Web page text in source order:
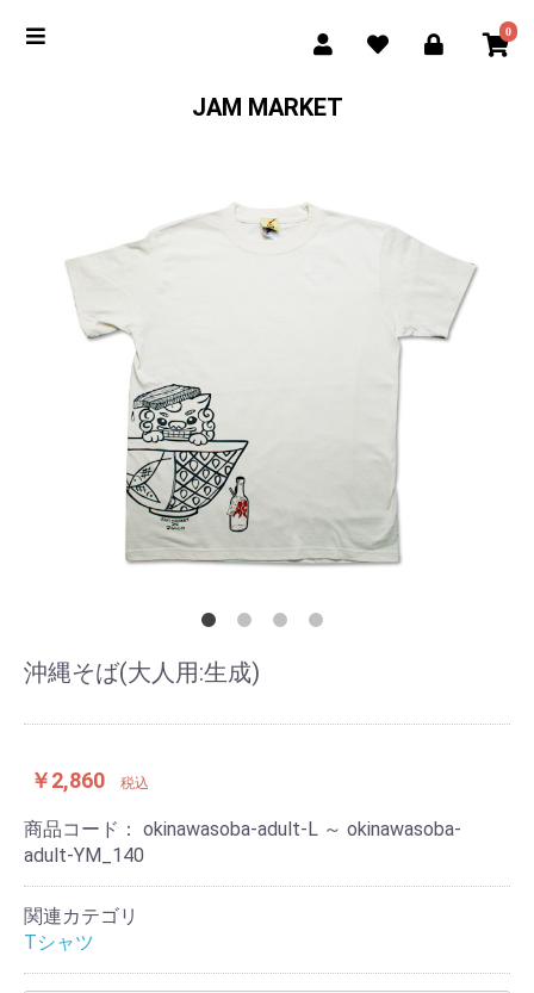
0
JAM MARKET
沖縄そば(大人用:生成)
￥2,860 税込
商品コード： okinawasoba-adult-L ～ okinawasoba-
adult-YM_140
関連カテゴリ
Tシャツ